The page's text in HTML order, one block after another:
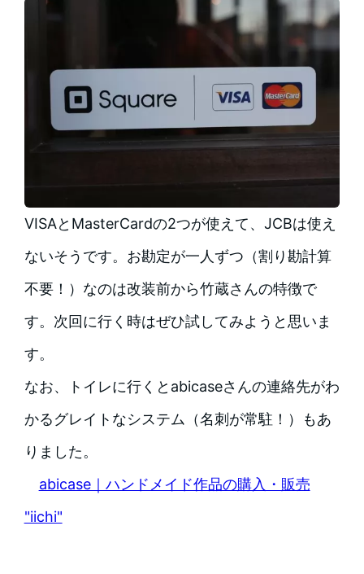
VISAとMasterCardの2つが使えて、JCBは使え
ないそうです。お勘定が一人ずつ（割り勘計算
不要！）なのは改装前から竹蔵さんの特徴で
す。次回に行く時はぜひ試してみようと思いま
す。
なお、トイレに行くとabicaseさんの連絡先がわ
かるグレイトなシステム（名刺が常駐！）もあ
りました。
abicase｜ハンドメイド作品の購入・販売
"iichi"